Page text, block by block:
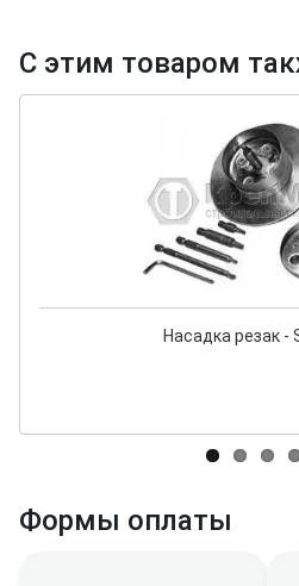
С этим товаром
Насадка резак -
Формы оплаты